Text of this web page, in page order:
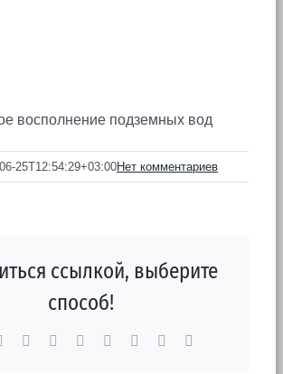
восполнение подземных вод
25T12:54:29+03:00Нет комментариев
ссылкой, выберите
способ!
Reddit LinkedInWhatsApp
TumblrPinterest